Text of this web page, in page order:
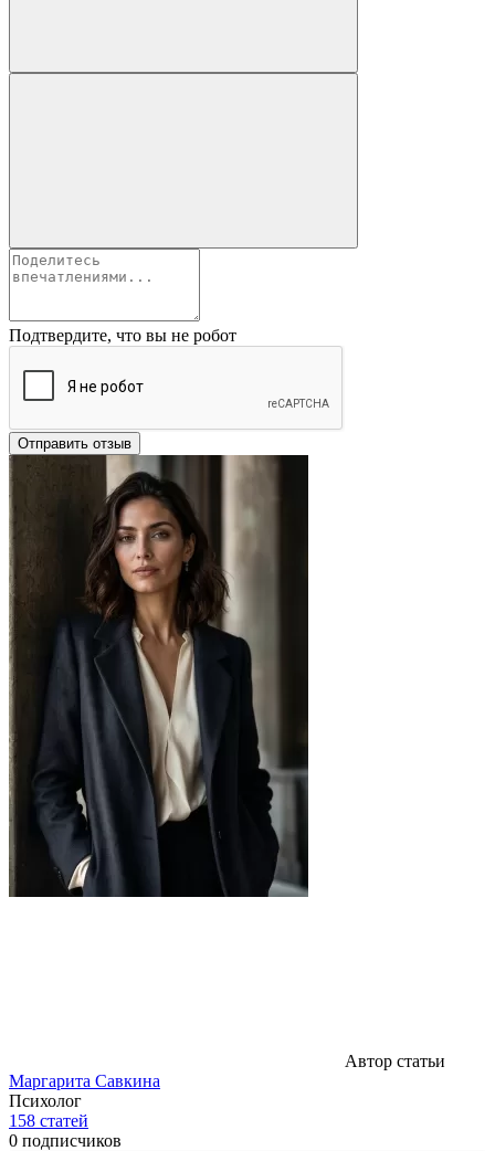
Подтвердите, что вы не робот
Отправить отзыв
Автор статьи
Маргарита Савкина
Психолог
158 статей
0 подписчиков